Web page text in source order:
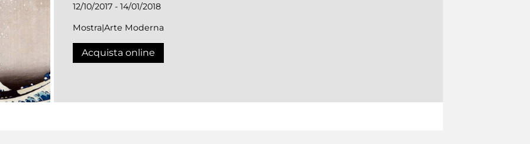
12/10/2017 - 14/01/2018
Mostra|Arte Moderna
Acquista online